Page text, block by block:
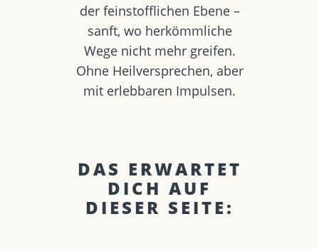
der feinstofflichen Ebene –
sanft, wo herkömmliche
Wege nicht mehr greifen.
Ohne Heilversprechen, aber
mit erlebbaren Impulsen.
DAS ERWARTET
DICH AUF
DIESER SEITE: